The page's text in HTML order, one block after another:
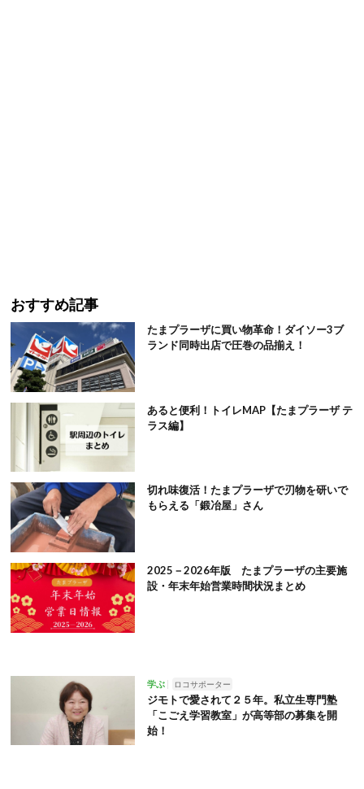
おすすめ記事
たまプラーザに買い物革命！ダイソー3ブ
ランド同時出店で圧巻の品揃え！
あると便利！トイレMAP【たまプラーザ テ
ラス編】
切れ味復活！たまプラーザで刃物を研いで
もらえる「鍛冶屋」さん
2025－2026年版 たまプラーザの主要施
設・年末年始営業時間状況まとめ
学ぶ ロコサポーター
ジモトで愛されて２５年。私立生専門塾
「こごえ学習教室」が高等部の募集を開
始！